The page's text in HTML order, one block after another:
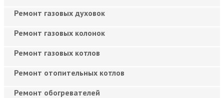
Ремонт газовых духовок
Ремонт газовых колонок
Ремонт газовых котлов
Ремонт отопительных котлов
Ремонт обогревателей